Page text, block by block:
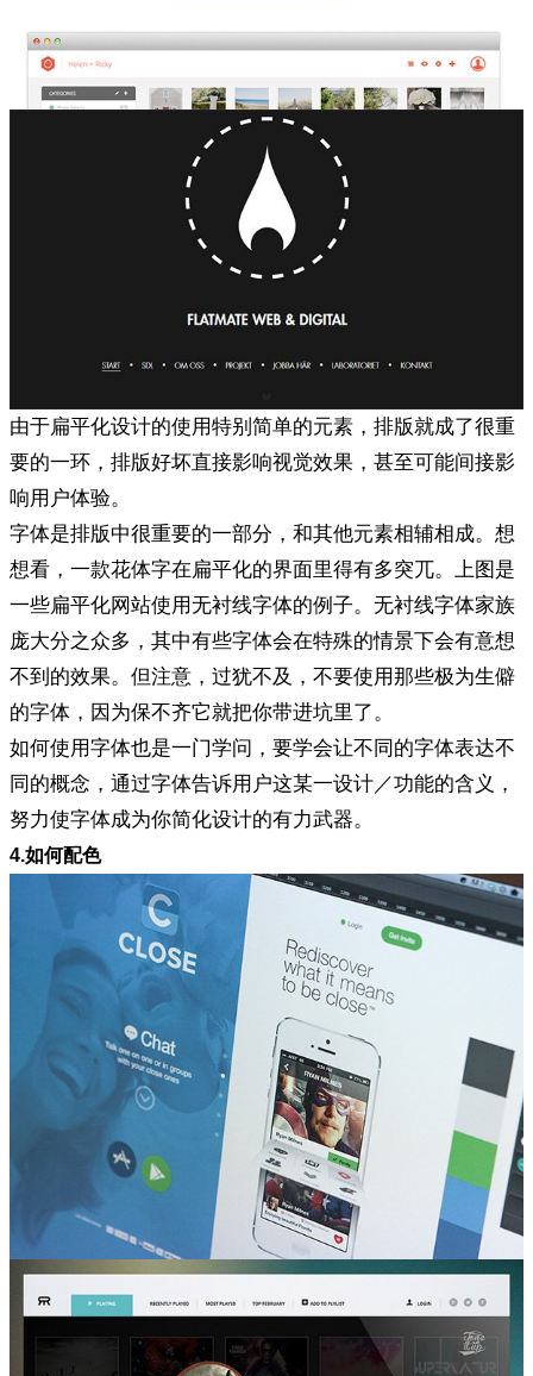
由于扁平化设计的使用特别简单的元素，排版就成了很重
要的一环，排版好坏直接影响视觉效果，甚至可能间接影
响用户体验。
字体是排版中很重要的一部分，和其他元素相辅相成。想
想看，一款花体字在扁平化的界面里得有多突兀。上图是
一些扁平化网站使用无衬线字体的例子。无衬线字体家族
庞大分之众多，其中有些字体会在特殊的情景下会有意想
不到的效果。但注意，过犹不及，不要使用那些极为生僻
的字体，因为保不齐它就把你带进坑里了。
如何使用字体也是一门学问，要学会让不同的字体表达不
同的概念，通过字体告诉用户这某一设计／功能的含义，
努力使字体成为你简化设计的有力武器。
4.如何配色